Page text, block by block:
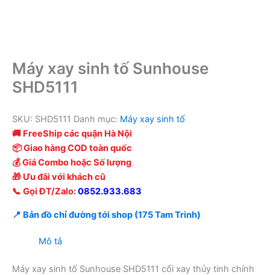
Máy xay sinh tố Sunhouse
SHD5111
SKU: SHD5111 Danh mục: Máy xay sinh tố
🚚 FreeShip các quận Hà Nội
📦 Giao hàng COD toàn quốc
💰 Giá Combo hoặc Số lượng
🎁 Ưu đãi với khách cũ
📞 Gọi ĐT/Zalo:0852.933.683
📍 Bản đồ chỉ đường tới shop (175 Tam Trinh)
Mô tả
Máy xay sinh tố Sunhouse SHD5111 cối xay thủy tinh chính